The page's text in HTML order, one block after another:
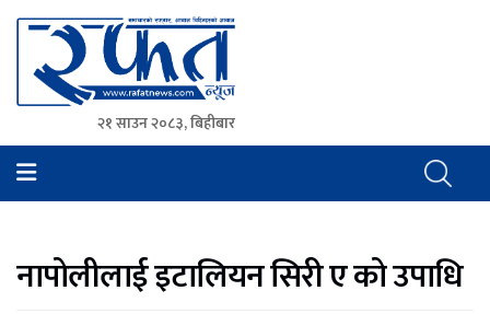
Rafat News
समाचारको रफ्तार, आवाज बिहिनहरुको आवाज
२१ साउन २०८३, बिहीबार
नापोलीलाई इटालियन सिरी ए को उपाधि